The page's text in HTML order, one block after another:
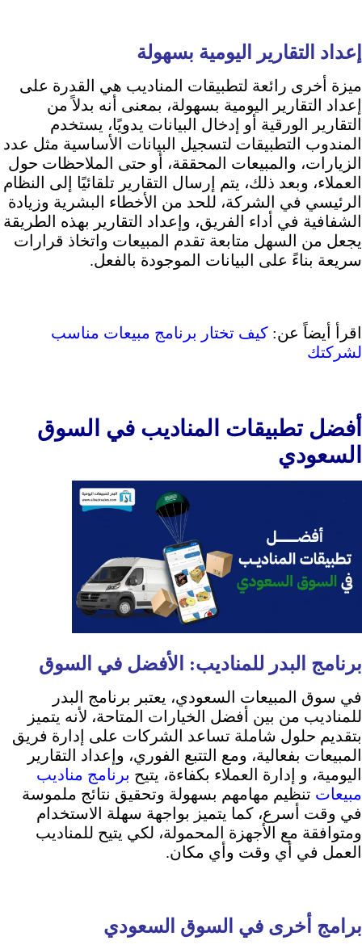
إعداد التقارير اليومية بسهولة
ميزة أخرى رائعة لتطبيقات المناديب هي القدرة على
إعداد التقارير اليومية بسهولة، بمعنى أنه بدلاً من
التقارير الورقية أو إدخال البيانات يدويًا، يستخدم
المندوب التطبيقات لتسجيل البيانات الأساسية مثل عدد
الزيارات، والمبيعات المحققة، أو حتى الملاحظات حول
العملاء، وبعد ذلك، يتم إرسال التقارير تلقائيًا إلى النظام
الرئيسي في الشركة، للحد من الأخطاء البشرية وزيادة
الشفافية في أداء الفريق، وإعداد التقارير بهذه الطريقة
يجعل من السهل متابعة تقدم المبيعات واتخاذ قرارات
سريعة بناءً على البيانات الموجودة بالفعل.
اقرأ أيضاً عن: كيف تختار برنامج مبيعات مناسب
لشركتك
أفضل تطبيقات المناديب في السوق
السعودي
برنامج البدر للمناديب: الأفضل في السوق
في سوق المبيعات السعودي، يعتبر برنامج البدر
للمناديب من بين أفضل الخيارات المتاحة، لأنه يتميز
بتقديم حلول شاملة تساعد الشركات على إدارة فريق
المبيعات بفعالية، ومع التتبع الفوري، وإعداد التقارير
اليومية، و إدارة العملاء بكفاءة، يتيح برنامج مناديب
مبيعات تنظيم مهامهم بسهولة وتحقيق نتائج ملموسة
في وقت أسرع، كما يتميز بواجهة سهلة الاستخدام
ومتوافقة مع الأجهزة المحمولة، لكي يتيح للمناديب
العمل في أي وقت وأي مكان.
برامج أخرى في السوق السعودي